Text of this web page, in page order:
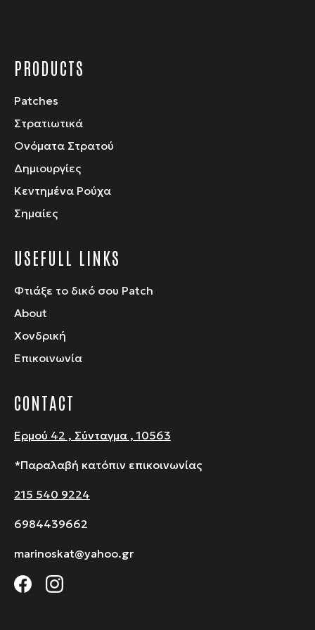
PRODUCTS
Patches
Στρατιωτικά
Ονόματα Στρατού
Δημιουργίες
Κεντημένα Ρούχα
Σημαίες
USEFULL LINKS
Φτιάξε το δικό σου Patch
About
Χονδρική
Επικοινωνία
CONTACT
Ερμού 42 , Σύνταγμα , 10563
*Παραλαβή κατόπιν επικοινωνίας
215 540 9224
6984439662
marinoskat@yahoo.gr